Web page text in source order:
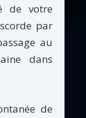
de votre
par
au
dans
de